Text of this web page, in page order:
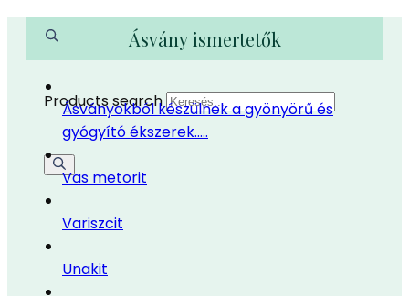
Products search
Ásvány ismertetők
Ásványokból készülnek a gyönyörű és
gyógyító ékszerek…..
Vas metorit
Variszcit
Unakit